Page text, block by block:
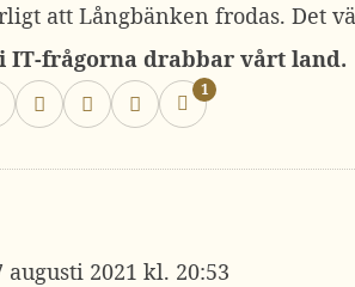
att Långbänken frodas. Det
IT-frågorna drabbar vårt land.
1
augusti 2021 kl. 20:53